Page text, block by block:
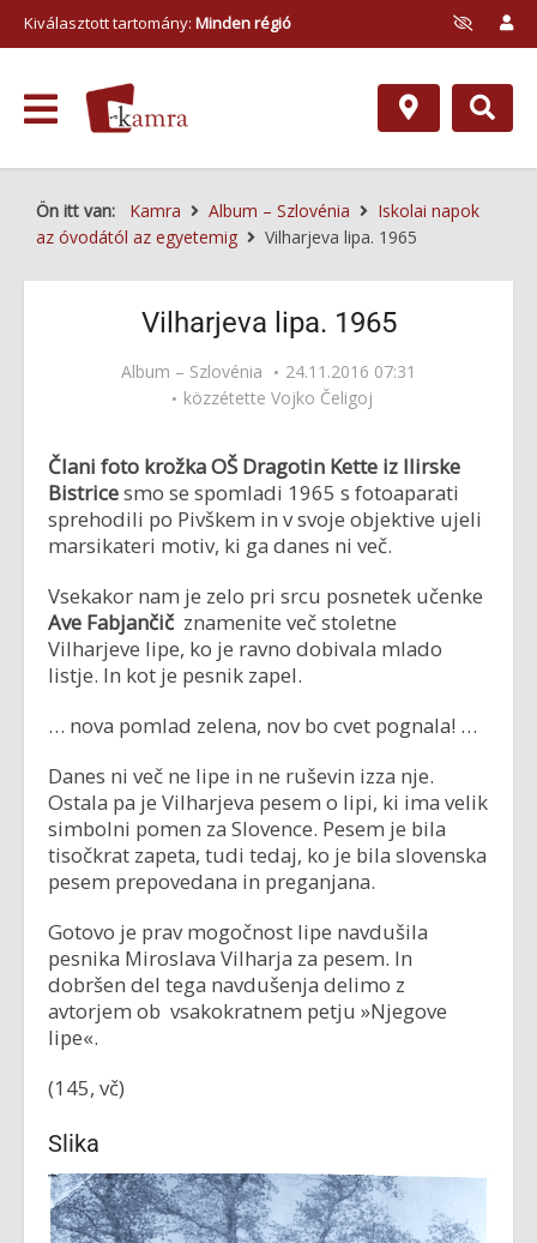
Kiválasztott tartomány: Minden régió
Ön itt van: Kamra Album – Szlovénia
Iskolai napok
az óvodától az egyetemig
Vilharjeva lipa. 1965
Vilharjeva lipa. 1965
Album – Szlovénia
24.11.2016 07:31
közzétette Vojko Čeligoj
Člani foto krožka OŠ Dragotin Kette iz Ilirske
Bistricesmo se spomladi 1965 s fotoaparati
sprehodili po Pivškem in v svoje objektive ujeli
marsikateri motiv, ki ga danes ni več.
Vsekakor nam je zelo pri srcu posnetek učenke
Ave Fabjančič znamenite več stoletne
Vilharjeve lipe, ko je ravno dobivala mlado
listje. In kot je pesnik zapel.
… nova pomlad zelena, nov bo cvet pognala! …
Danes ni več ne lipe in ne ruševin izza nje.
Ostala pa je Vilharjeva pesem o lipi, ki ima velik
simbolni pomen za Slovence. Pesem je bila
tisočkrat zapeta, tudi tedaj, ko je bila slovenska
pesem prepovedana in preganjana.
Gotovo je prav mogočnost lipe navdušila
pesnika Miroslava Vilharja za pesem. In
dobršen del tega navdušenja delimo z
avtorjem ob vsakokratnem petju »Njegove
lipe«.
(145, vč)
Slika